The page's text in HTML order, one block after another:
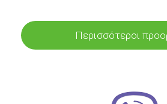
Περισσότεροι